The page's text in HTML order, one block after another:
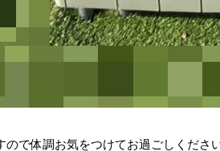
で体調お気をつけてお過ごしください